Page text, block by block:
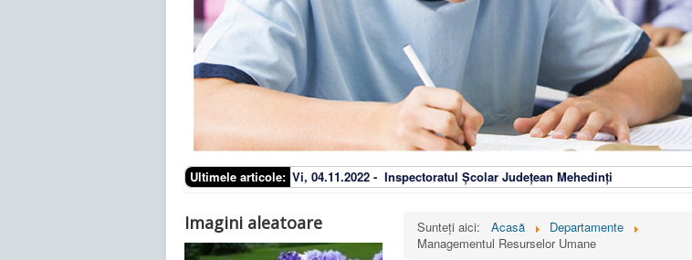
Ultimele articole: Vi, 04.11.2022 - Inspectoratul Școlar Județean Mehedinți
Imagini aleatoare Sunteți aici: Acasă
Departamente
Managementul Resurselor Umane